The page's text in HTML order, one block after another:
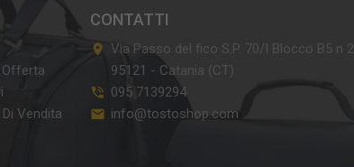
Vendita
CONTATTI
Via Passo del fico S.P. 70/I Blocco B5 n 2
95121 - Catania (CT)
095 7139294
info@tostoshop.com